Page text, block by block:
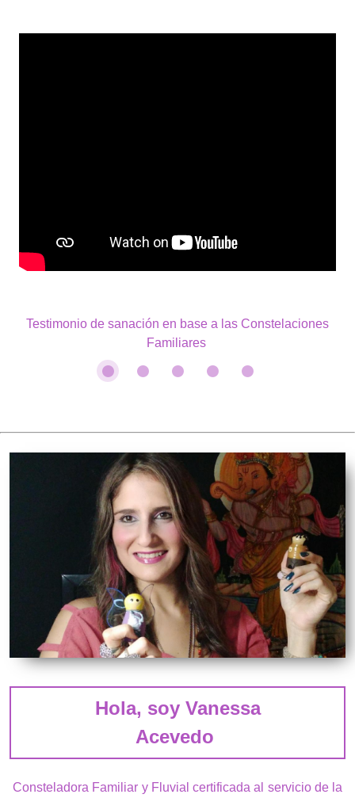
Familiares
Acevedo
Consteladora Familiar y Fluvial certificada al servicio de la